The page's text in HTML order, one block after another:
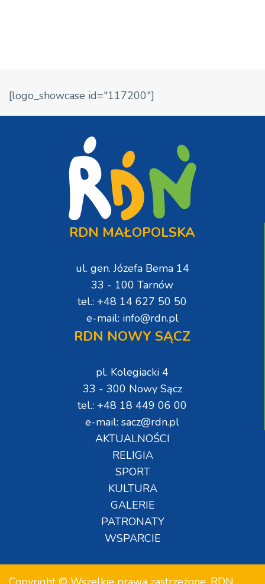
[logo_showcase id="117200"]
RDN MAŁOPOLSKA
ul. gen. Józefa Bema 14
33 - 100 Tarnów
tel.: +48 14 627 50 50
e-mail: info@rdn.pl
RDN NOWY SĄCZ
pl. Kolegiacki 4
33 - 300 Nowy Sącz
tel.: +48 18 449 06 00
e-mail: sacz@rdn.pl
AKTUALNOŚCI
RELIGIA
SPORT
KULTURA
GALERIE
PATRONATY
WSPARCIE